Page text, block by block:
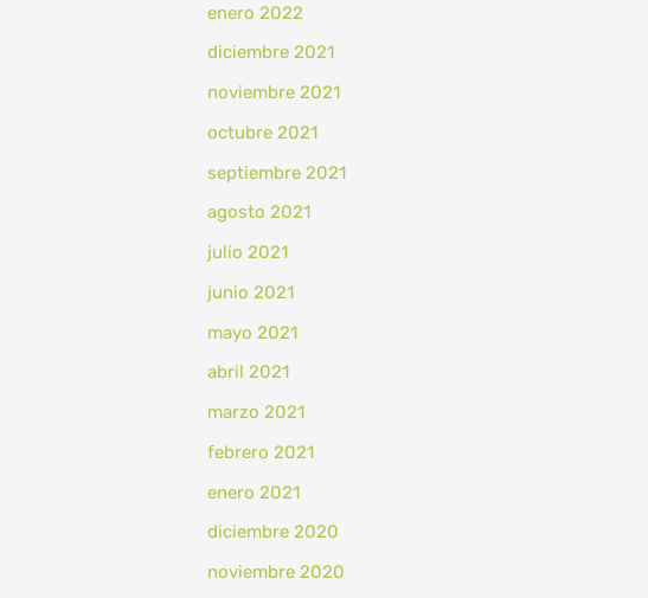
enero 2022
diciembre 2021
noviembre 2021
octubre 2021
septiembre 2021
agosto 2021
julio 2021
junio 2021
mayo 2021
abril 2021
marzo 2021
febrero 2021
enero 2021
diciembre 2020
noviembre 2020